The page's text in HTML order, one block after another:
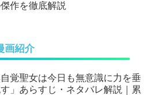
作を徹底解説
画紹介
自覚聖女は今日も無意識に力を垂
」あらすじ・ネタバレ解説｜累